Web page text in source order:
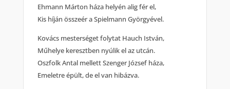
Ehmann Márton háza helyén alig fér el,
Kis híján összeér a Spielmann Györgyével.
Kovács mesterséget folytat Hauch István,
Műhelye keresztben nyúlik el az utcán.
Oszfolk Antal mellett Szenger József háza,
Emeletre épült, de el van hibázva.